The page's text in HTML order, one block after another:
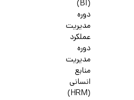
(BI)
دوره
مدیریت
عملکرد
دوره
مدیریت
منابع
انسانی
(HRM)